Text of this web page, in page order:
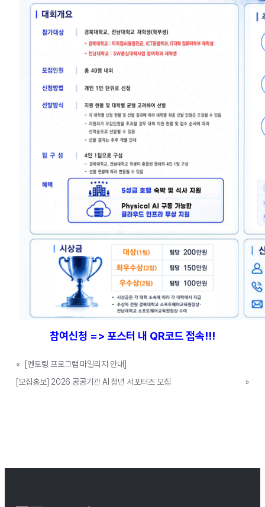
참여신청 => 포스터 내 QR코드 접속!!!
«
[멘토링 프로그램 마일리지 안내]
[모집홍보] 2026 공공기관 AI 청년 서포터즈 모집
»